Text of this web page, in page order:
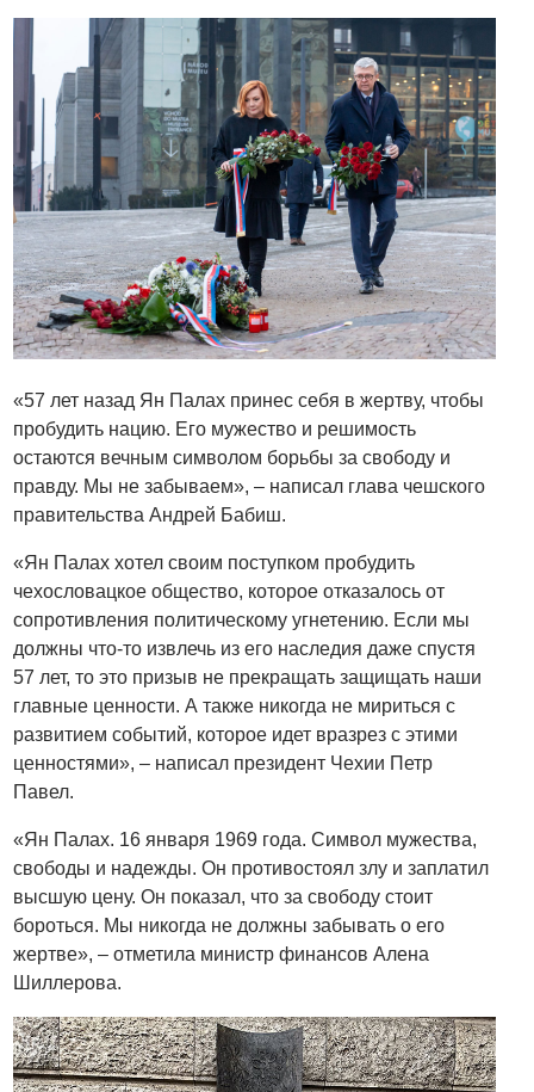
«57 лет назад Ян Палах принес себя в жертву, чтобы
пробудить нацию. Его мужество и решимость
остаются вечным символом борьбы за свободу и
правду. Мы не забываем», – написал глава чешского
правительства Андрей Бабиш.
«Ян Палах хотел своим поступком пробудить
чехословацкое общество, которое отказалось от
сопротивления политическому угнетению. Если мы
должны что-то извлечь из его наследия даже спустя
57 лет, то это призыв не прекращать защищать наши
главные ценности. А также никогда не мириться с
развитием событий, которое идет вразрез с этими
ценностями», – написал президент Чехии Петр
Павел.
«Ян Палах. 16 января 1969 года. Символ мужества,
свободы и надежды. Он противостоял злу и заплатил
высшую цену. Он показал, что за свободу стоит
бороться. Мы никогда не должны забывать о его
жертве», – отметила министр финансов Алена
Шиллерова.